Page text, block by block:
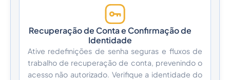
Recuperação de Conta e Confirmação de
Identidade
Ative redefinições de senha seguras e fluxos de
trabalho de recuperação de conta, prevenindo o
acesso não autorizado. Verifique a identidade do